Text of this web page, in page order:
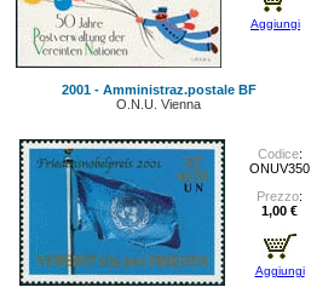
Aggiungi
2001 - Amministraz.postale BF
O.N.U. Vienna
Codice:
ONUV350
Prezzo:
1,00 €
Aggiungi